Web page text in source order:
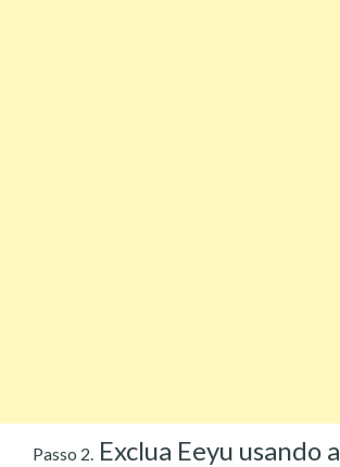
Passo 2. Exclua Eeyu usando a